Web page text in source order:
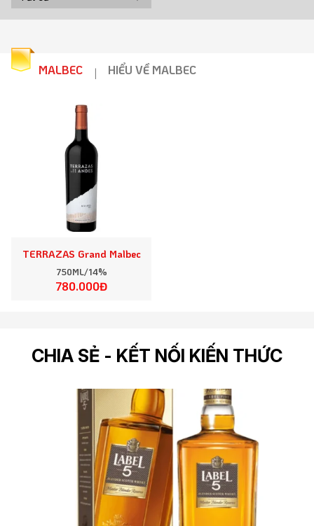
MALBEC | HIỂU VỀ MALBEC
TERRAZAS Grand Malbec
750ML/14%
780.000Đ
CHIA SẺ - KẾT NỐI KIẾN THỨC